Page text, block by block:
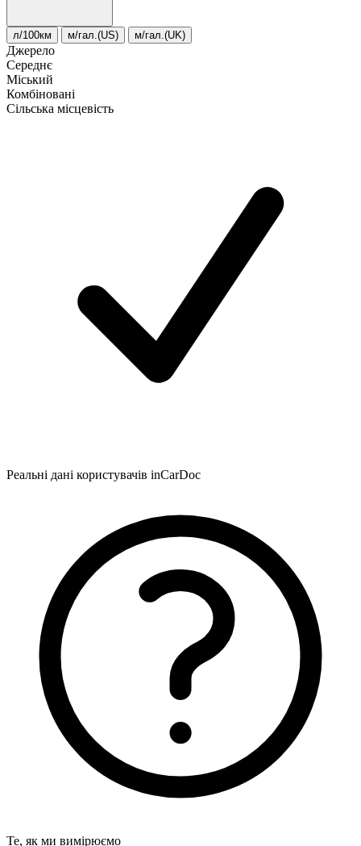
л/100км м/гал.(US) м/гал.(UK)
Джерело
Середнє
Міський
Комбіновані
Сільська місцевість
Реальні дані користувачів inCarDoc
Те, як ми вимірюємо